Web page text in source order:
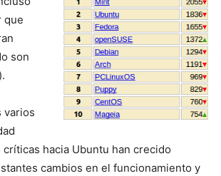
que
son
varios
críticas hacia Ubuntu han crecido
cambios en el funcionamiento y